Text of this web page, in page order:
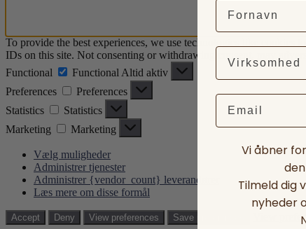
To provide the best experiences, we use technologies like cookies
IDs on this site. Not consenting or withdrawing consent, may
Functional
Functional Altid aktiv
Preferences
Preferences
Statistics
Statistics
Marketing
Marketing
Vælg muligheder
Administrer tjenester
Administrer {vendor_count} leverandører
Læs mere om disse formål
Accept Deny View preferences Save preferences View
Email
Vi åbner
Tilmeld dig
nyheder